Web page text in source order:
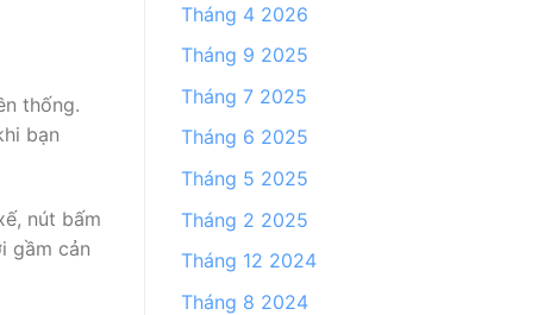
thống.
bạn
nút bấm
gầm cản
Tháng 4 2026
Tháng 9 2025
Tháng 7 2025
Tháng 6 2025
Tháng 5 2025
Tháng 2 2025
Tháng 12 2024
Tháng 8 2024